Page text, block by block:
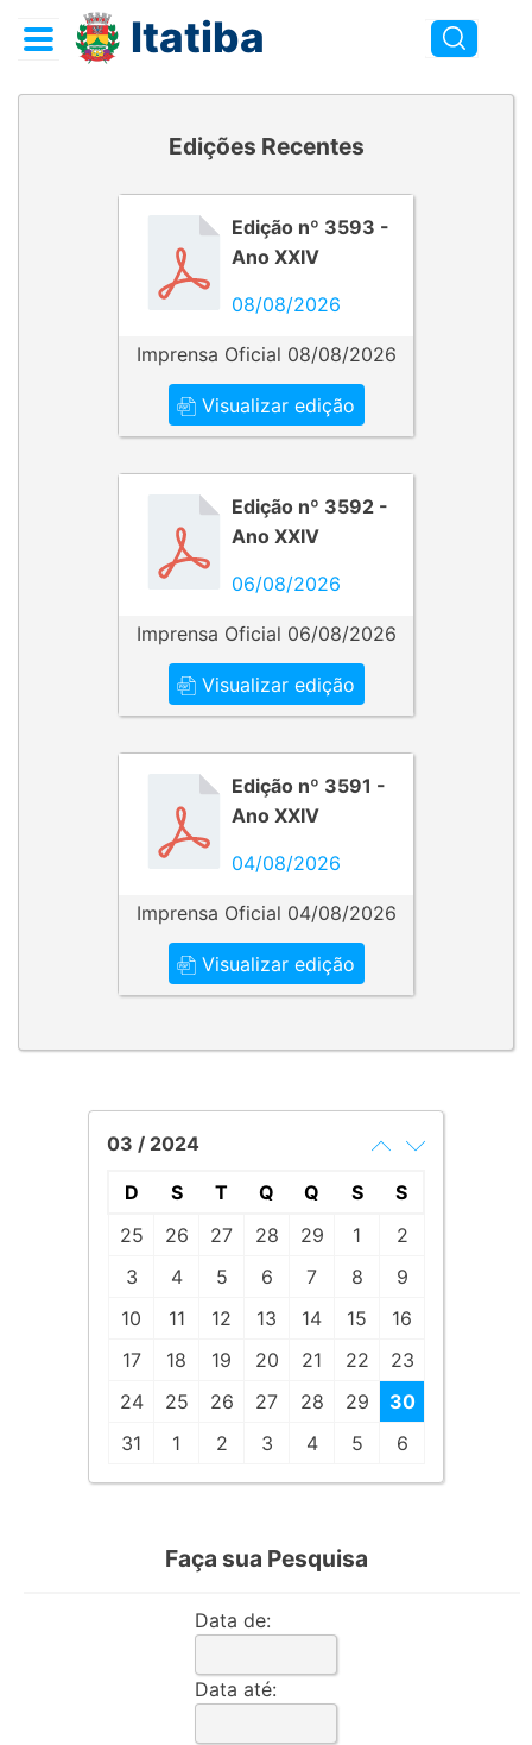
Itatiba
Edições Recentes
Edição nº 3593 -
Ano XXIV
08/08/2026
Imprensa Oficial 08/08/2026
Visualizar edição
Edição nº 3592 -
Ano XXIV
06/08/2026
Imprensa Oficial 06/08/2026
Visualizar edição
Edição nº 3591 -
Ano XXIV
04/08/2026
Imprensa Oficial 04/08/2026
Visualizar edição
03 / 2024
D S T Q Q S
S
25
26 27 28 29 1
2
3
4 5 6 7 8
9
10
11 12 13 14 15
16
17
18 19 20 21 22
23
24
25 26 27 28 29
30
31
1 2 3 4 5 6
Faça sua Pesquisa
Data de:
Data até: